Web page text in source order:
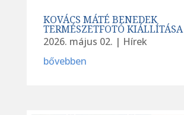
KOVÁCS MÁTÉ BENEDEK
TERMÉSZETFOTÓ KIÁLLÍTÁSA
2026. május 02. | Hírek
bővebben